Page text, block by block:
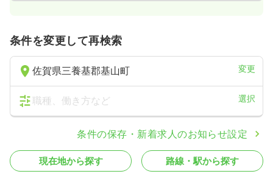
条件を変更して再検索
佐賀県三養基郡基山町 変更
職種、働き方など 選択
条件の保存・新着求人のお知らせ設定
現在地から探す 路線・駅から探す